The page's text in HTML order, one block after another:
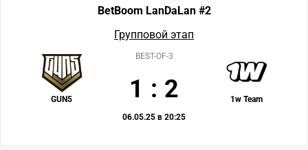
BetBoom LanDaLan #2
Групповой этап
GUN5 1w Team
BEST-OF-3
1 : 2
06.05.25 в 20:25